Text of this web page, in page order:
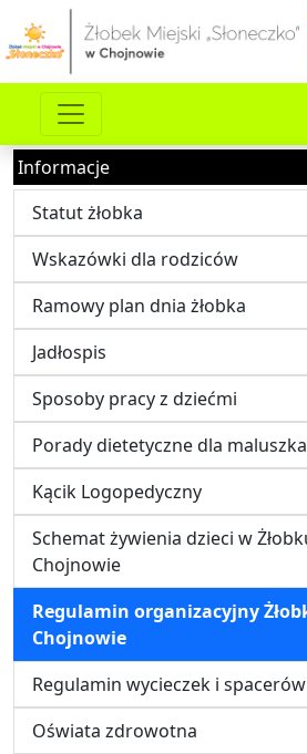
Informacje
Statut żłobka
Wskazówki dla rodziców
Ramowy plan dnia żłobka
Jadłospis
Sposoby pracy z dziećmi
Porady dietetyczne dla maluszka
Kącik Logopedyczny
Schemat żywienia dzieci w
Chojnowie
Regulamin organizacyjny
Chojnowie
Regulamin wycieczek i spacerów
Oświata zdrowotna